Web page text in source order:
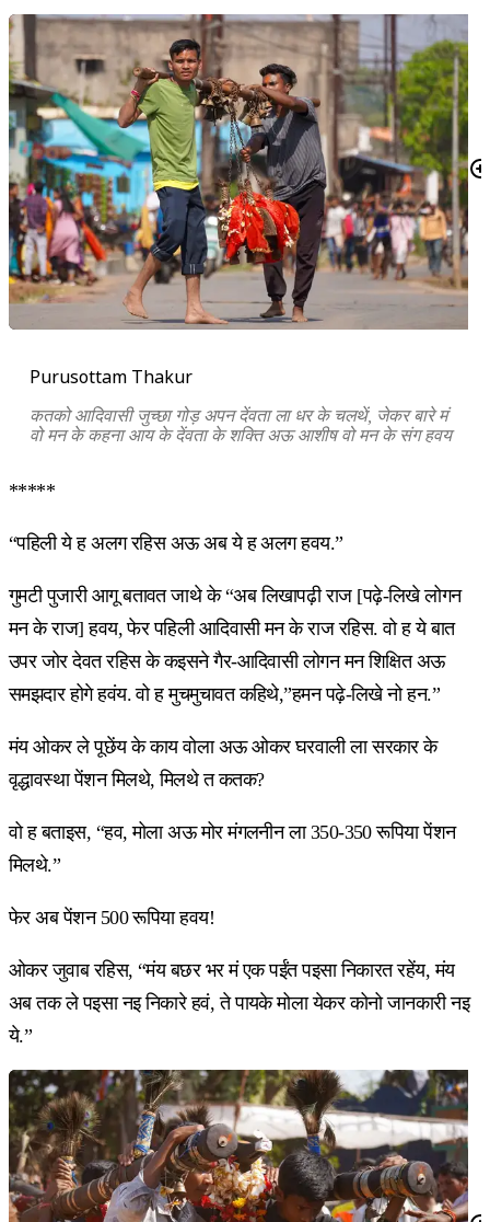
Purusottam Thakur
कतको आदिवासी जुच्छा गोड़ अपन देंवता ला धर के चलथें, जेकर बारे मं
वो मन के कहना आय के देंवता के शक्ति अऊ आशीष वो मन के संग हवय
*****
“पहिली ये ह अलग रहिस अऊ अब ये ह अलग हवय.”
गुमटी पुजारी आगू बतावत जाथे के “अब लिखापढ़ी राज [पढ़े-लिखे लोगन
मन के राज] हवय, फेर पहिली आदिवासी मन के राज रहिस. वो ह ये बात
उपर जोर देवत रहिस के कइसने गैर-आदिवासी लोगन मन शिक्षित अऊ
समझदार होगे हवंय. वो ह मुचमुचावत कहिथे,”हमन पढ़े-लिखे नो हन.”
मंय ओकर ले पूछेंय के काय वोला अऊ ओकर घरवाली ला सरकार के
वृद्धावस्था पेंशन मिलथे, मिलथे त कतक?
वो ह बताइस, “हव, मोला अऊ मोर मंगलनीन ला 350-350 रूपिया पेंशन
मिलथे.”
फेर अब पेंशन 500 रूपिया हवय!
ओकर जुवाब रहिस, “मंय बछर भर मं एक पईंत पइसा निकारत रहेंय, मंय
अब तक ले पइसा नइ निकारे हवं, ते पायके मोला येकर कोनो जानकारी नइ
ये.”